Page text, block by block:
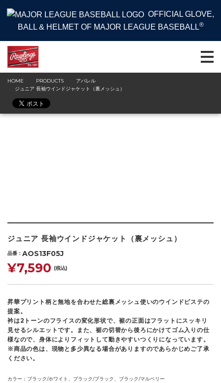
OFFICIAL GLOVE,
BALL & HELMET OF MAJOR LEAGUE BASEBALL®
HOME PRODUCTS
アパレル
ジュニア 長袖ウインドジャケット（裏メッシュ）
ジュニア 長袖ウインドジャケット（裏メッシュ）
品番 AOS13F05J
¥7,590 (税込)
昇華プリント柄と無地を合わせた総裏メッシュ使いのウインドピステの
提案。
衿は2トーンのフライスの変化形状で、裾の正面はフラットにスッキリ
見せるシルエットです。また、裾の切替から後ろにかけてゴム入りの仕
様なので、身体によりフィットして動きやすいつくりになっています。
※商品の色は、現物と多少異なる場合がありますのであらかじめご了承
ください。
カラー
ブラック/ホワイト、ブラック/ブラック、ブラック/マルベリー